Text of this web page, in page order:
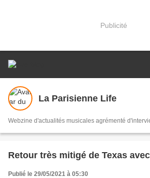
Publicité
La Parisienne Life
Webzine d'actualités musicales agrémenté
Retour très mitigé de Texas
Publié le 29/05/2021 à 05:30